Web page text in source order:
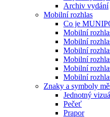
Archiv vydání
Mobilní rozhlas
Co je
Mobilní
Mobilní
Mobilní
Mobilní
Mobilní
Mobilní
Znaky a symboly
Jednotný
Pečeť
Prapor